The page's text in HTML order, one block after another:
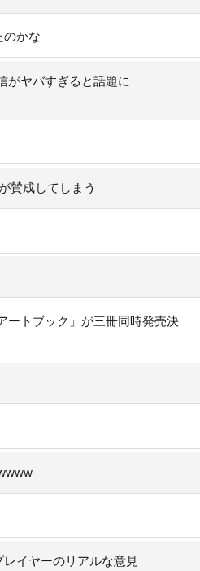
のかな
がヤバすぎると話題に
賛成してしまう
ートブック」が三冊同時発売決
イヤーのリアルな意見